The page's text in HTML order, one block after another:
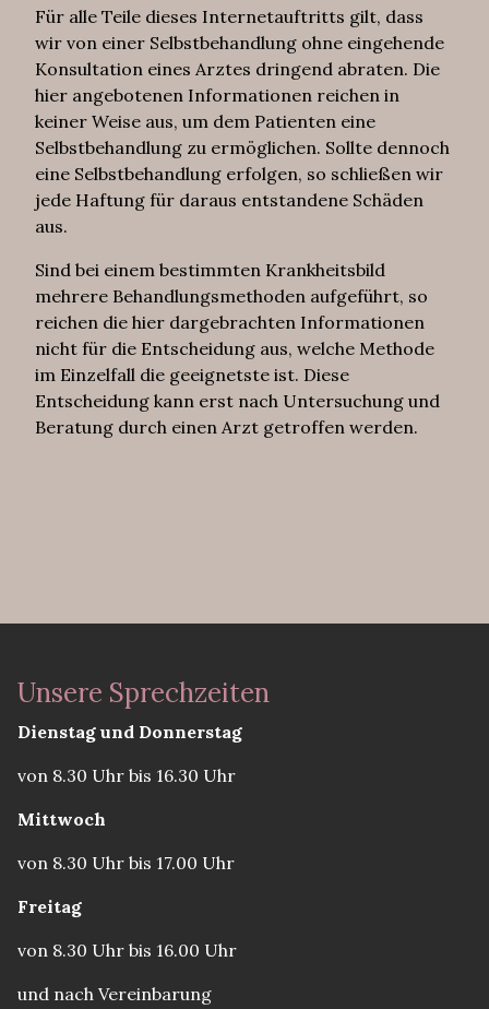
Für alle Teile dieses Internetauftritts gilt, dass
wir von einer Selbstbehandlung ohne eingehende
Konsultation eines Arztes dringend abraten. Die
hier angebotenen Informationen reichen in
keiner Weise aus, um dem Patienten eine
Selbstbehandlung zu ermöglichen. Sollte dennoch
eine Selbstbehandlung erfolgen, so schließen wir
jede Haftung für daraus entstandene Schäden
aus.
Sind bei einem bestimmten Krankheitsbild
mehrere Behandlungsmethoden aufgeführt, so
reichen die hier dargebrachten Informationen
nicht für die Entscheidung aus, welche Methode
im Einzelfall die geeignetste ist. Diese
Entscheidung kann erst nach Untersuchung und
Beratung durch einen Arzt getroffen werden.
Unsere Sprechzeiten
Dienstag und Donnerstag
von 8.30 Uhr bis 16.30 Uhr
Mittwoch
von 8.30 Uhr bis 17.00 Uhr
Freitag
von 8.30 Uhr bis 16.00 Uhr
und nach Vereinbarung